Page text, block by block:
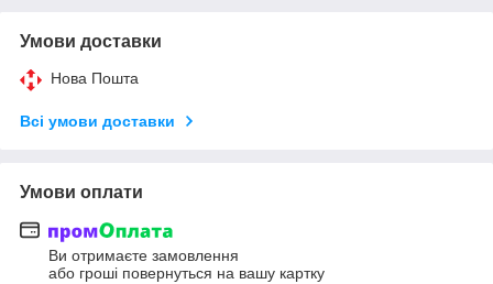
Умови доставки
Нова Пошта
Всі умови доставки
Умови оплати
Ви отримаєте замовлення
або гроші повернуться на вашу картку